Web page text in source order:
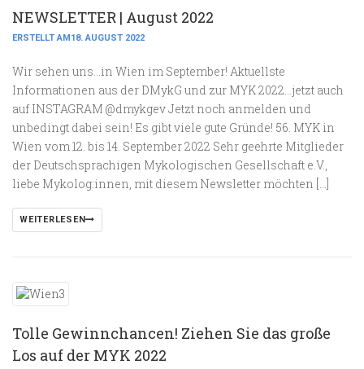
NEWSLETTER | August 2022
ERSTELLT AM18. AUGUST 2022
Wir sehen uns…in Wien im September! Aktuellste
Informationen aus der DMykG und zur MYK 2022…jetzt auch
auf INSTAGRAM @dmykgev Jetzt noch anmelden und
unbedingt dabei sein! Es gibt viele gute Gründe! 56. MYK in
Wien vom 12. bis 14. September 2022 Sehr geehrte Mitglieder
der Deutschsprachigen Mykologischen Gesellschaft e.V.,
liebe Mykolog:innen, mit diesem Newsletter möchten […]
WEITERLESEN
Tolle Gewinnchancen! Ziehen Sie das große
Los auf der MYK 2022